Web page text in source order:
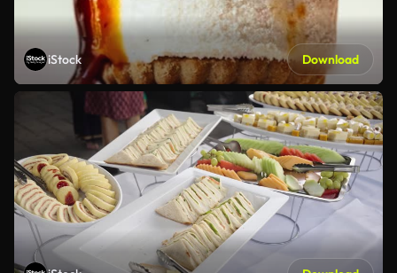
iStock Download